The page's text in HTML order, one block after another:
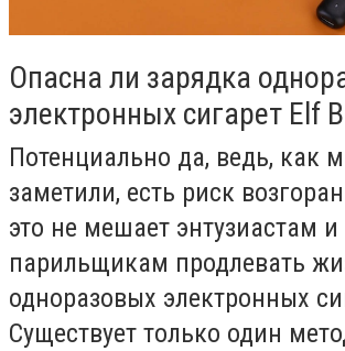
Опасна ли зарядка
электронных сигарет Elf
Потенциально да, ведь, как
заметили, есть риск
это не мешает энтузиастам
парильщикам продлевать
одноразовых электронных
Существует только один